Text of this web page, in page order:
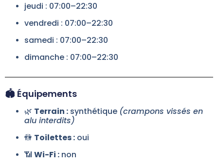
jeudi : 07:00–22:30
vendredi : 07:00–22:30
samedi : 07:00–22:30
dimanche : 07:00–22:30
🏟️ Équipements
🌿 Terrain : synthétique (crampons vissés en
alu interdits)
🚻 Toilettes : oui
📶 Wi-Fi : non